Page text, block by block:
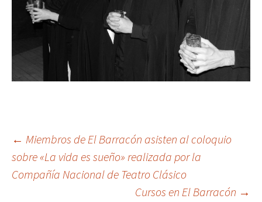
Navegación
de
← Miembros de El Barracón asisten al coloquio
sobre «La vida es sueño» realizada por la
Compañía Nacional de Teatro Clásico
Cursos en El Barracón →